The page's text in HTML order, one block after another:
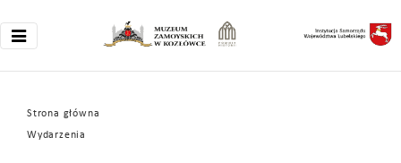
Strona główna
Wydarzenia